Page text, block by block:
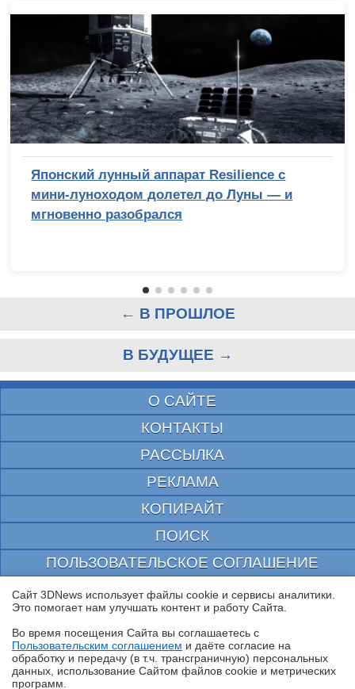
Японский лунный аппарат Resilience с
мини-луноходом долетел до Луны — и
мгновенно разобрался
← В ПРОШЛОЕ
В БУДУЩЕЕ →
О САЙТЕ
КОНТАКТЫ
РАССЫЛКА
РЕКЛАМА
КОПИРАЙТ
ПОИСК
ПОЛЬЗОВАТЕЛЬСКОЕ СОГЛАШЕНИЕ
ЗАЩИЩЕНО CURATOR
© 1997—2026 Электронное периодическое издание "3ДНьюс" | Свидетельство о
выдано Федеральной Службой по надзору за соблюдением законодательства в сфере
массовых коммуникаций и охране культурного наследия
При цитировании документа ссылка на сайт с указанием автора обязательна. Полное
заимствование документа является нарушением
российского и международного законодательства и возможно только с согласия
Сайт 3DNews использует файлы cookie и сервисы аналитики.
Это помогает нам улучшать контент и работу Cайта.
Во время посещения Cайта вы соглашаетесь с
Пользовательским соглашением и даёте согласие на
обработку и передачу (в т.ч. трансграничную) персональных
данных, использование Cайтом файлов cookie и метрических
программ.